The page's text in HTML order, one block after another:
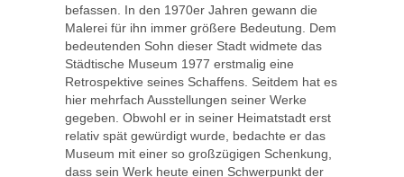
befassen. In den 1970er Jahren gewann die
Malerei für ihn immer größere Bedeutung. Dem
bedeutenden Sohn dieser Stadt widmete das
Städtische Museum 1977 erstmalig eine
Retrospektive seines Schaffens. Seitdem hat es
hier mehrfach Ausstellungen seiner Werke
gegeben. Obwohl er in seiner Heimatstadt erst
relativ spät gewürdigt wurde, bedachte er das
Museum mit einer so großzügigen Schenkung,
dass sein Werk heute einen Schwerpunkt der